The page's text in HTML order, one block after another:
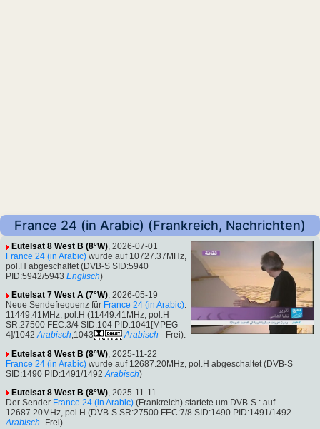
France 24 (in Arabic) (Frankreich, Nachrichten)
Eutelsat 8 West B (8°W), 2026-07-01
France 24 (in Arabic) wurde auf 10727.37MHz,
pol.H abgeschaltet (DVB-S SID:5940
PID:5942/5943 Englisch)
Eutelsat 7 West A (7°W), 2026-05-19
Neue Sendefrequenz für France 24 (in Arabic):
11449.41MHz, pol.H (11449.41MHz, pol.H
SR:27500 FEC:3/4 SID:104 PID:1041[MPEG-
4]/1042 Arabisch,1043 Arabisch - Frei).
Eutelsat 8 West B (8°W), 2025-11-22
France 24 (in Arabic) wurde auf 12687.20MHz, pol.H abgeschaltet (DVB-S
SID:1490 PID:1491/1492 Arabisch)
Eutelsat 8 West B (8°W), 2025-11-11
Der Sender France 24 (in Arabic) (Frankreich) startete um DVB-S : auf
12687.20MHz, pol.H (DVB-S SR:27500 FEC:7/8 SID:1490 PID:1491/1492
Arabisch- Frei).